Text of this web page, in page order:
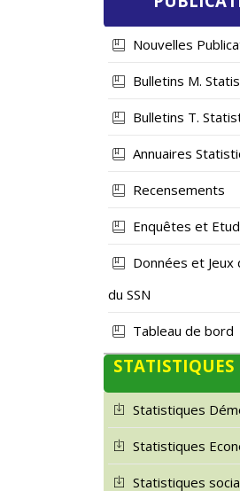
Nouvelles
Bulletins M.
Bulletins T.
Annuaires
Recensements
Enquêtes et
Données et Jeux
du SSN
Tableau de bord
STATISTIQUES
Statistiques
Statistiques
Statistiques